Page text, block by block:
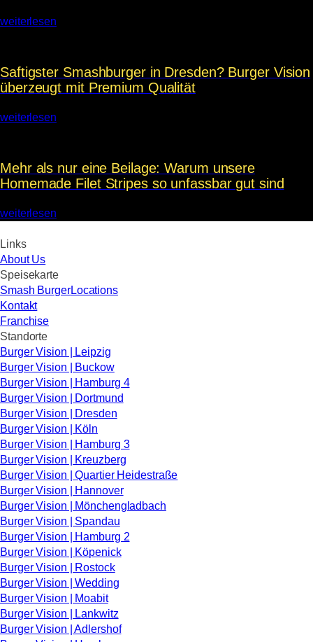
weiterlesen
Saftigster Smashburger in Dresden? Burger Vision
überzeugt mit Premium Qualität
weiterlesen
Mehr als nur eine Beilage: Warum unsere
Homemade Filet Stripes so unfassbar gut sind
weiterlesen
Links
About Us
Speisekarte
Smash BurgerLocations
Kontakt
Franchise
Standorte
Burger Vision | Leipzig
Burger Vision | Buckow
Burger Vision | Hamburg 4
Burger Vision | Dortmund
Burger Vision | Dresden
Burger Vision | Köln
Burger Vision | Hamburg 3
Burger Vision | Kreuzberg
Burger Vision | Quartier Heidestraße
Burger Vision | Hannover
Burger Vision | Mönchengladbach
Burger Vision | Spandau
Burger Vision | Hamburg 2
Burger Vision | Köpenick
Burger Vision | Rostock
Burger Vision | Wedding
Burger Vision | Moabit
Burger Vision | Lankwitz
Burger Vision | Adlershof